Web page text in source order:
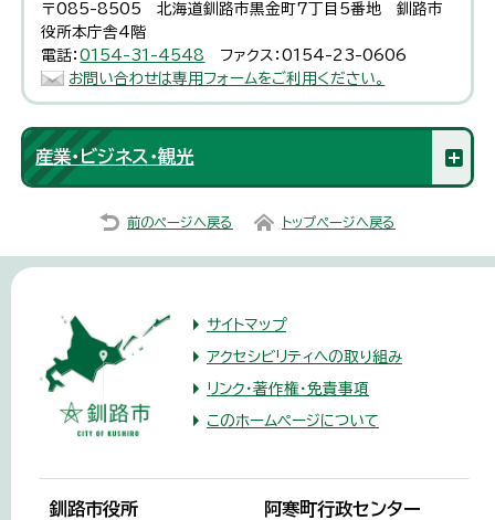
〒085-8505 北海道釧路市黒金町7丁目5番地 釧路市
役所本庁舎4階
電話：0154-31-4548
ファクス：0154-23-0606
お問い合わせは専用フォームをご利用ください。
産業・ビジネス・観光
前のページへ戻る トップページへ戻る
サイトマップ
アクセシビリティへの取り組み
リンク・著作権・免責事項
このホームページについて
釧路市役所 阿寒町行政センター